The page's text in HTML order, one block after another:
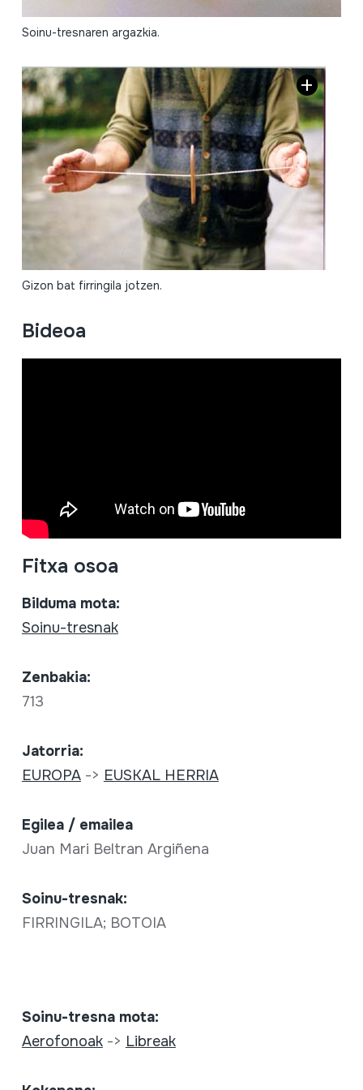
Soinu-tresnaren argazkia.
Gizon bat firringila jotzen.
Bideoa
Fitxa osoa
Bilduma mota:
Soinu-tresnak
Zenbakia:
713
Jatorria:
EUROPA-> EUSKAL HERRIA
Egilea / emailea
Juan Mari Beltran Argiñena
Soinu-tresnak:
FIRRINGILA; BOTOIA
Soinu-tresna mota:
Aerofonoak-> Libreak